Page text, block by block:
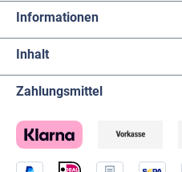
Informationen
Inhalt
Zahlungsmittel